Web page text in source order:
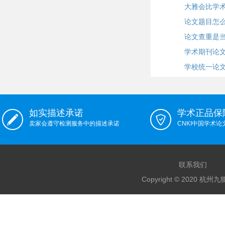
大雅会比学
论文题目怎
论文查重是
学术期刊论
学校统一论
如实描述承诺
卖家会遵守检测服务中的描述承诺
学术正品保
CNKI中国学术论
联系我们
Copyright © 2020 杭州九